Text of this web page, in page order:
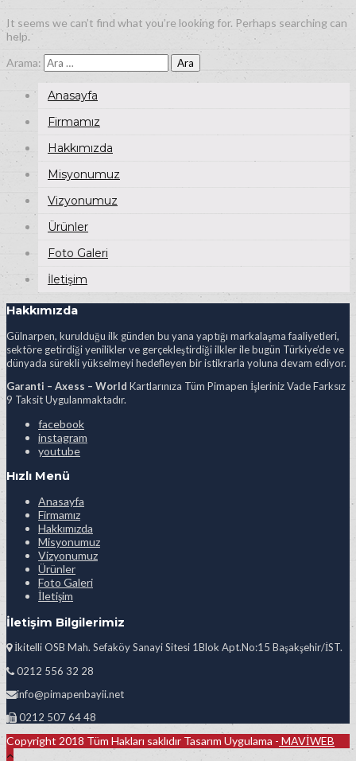
It seems we can’t find what you’re looking for. Perhaps searching can
help.
Arama:
Anasayfa
Firmamız
Hakkımızda
Misyonumuz
Vizyonumuz
Ürünler
Foto Galeri
İletişim
Hakkımızda
Gülnarpen, kurulduğu ilk günden bu yana yaptığı markalaşma faaliyetleri,
sektöre getirdiği yenilikler ve gerçekleştirdiği ilkler ile bugün Türkiye’de ve
dünyada sürekli yükselmeyi hedefleyen bir istikrarla yoluna devam ediyor.
Garanti – Axess – World Kartlarınıza Tüm Pimapen İşleriniz Vade Farksız
9 Taksit Uygulanmaktadır.
facebook
instagram
youtube
Hızlı Menü
Anasayfa
Firmamız
Hakkımızda
Misyonumuz
Vizyonumuz
Ürünler
Foto Galeri
İletişim
İletişim Bilgilerimiz
İkitelli OSB Mah. Sefaköy Sanayi Sitesi 1Blok Apt.No:15 Başakşehir/İST.
0212 556 32 28
info@pimapenbayii.net
0212 507 64 48
Copyright 2018 Tüm Hakları saklıdır Tasarım Uygulama - MAVİWEB